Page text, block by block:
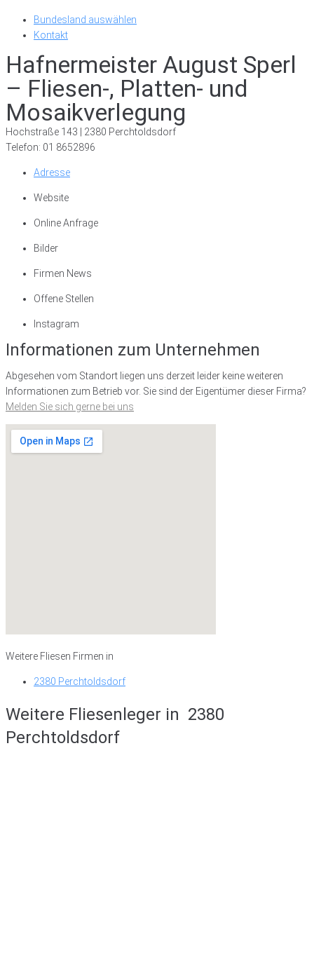
Bundesland auswählen
Kontakt
Hafnermeister August Sperl
– Fliesen-, Platten- und
Mosaikverlegung
Hochstraße 143 | 2380 Perchtoldsdorf
Telefon: 01 8652896
Adresse
Website
Online Anfrage
Bilder
Firmen News
Offene Stellen
Instagram
Informationen zum Unternehmen
Abgesehen vom Standort liegen uns derzeit leider keine weiteren
Informationen zum Betrieb vor. Sie sind der Eigentümer dieser Firma?
Melden Sie sich gerne bei uns
Weitere Fliesen Firmen in
2380 Perchtoldsdorf
Weitere Fliesenleger in 2380
Perchtoldsdorf